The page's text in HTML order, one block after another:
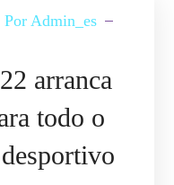
PorAdmin_es
arranca
todo o